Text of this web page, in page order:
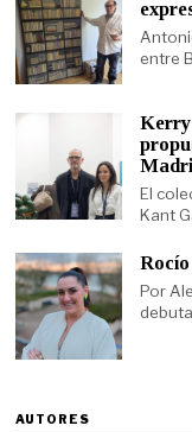
entre
Kerry
El
Kant
Por
debuta
AUTORES